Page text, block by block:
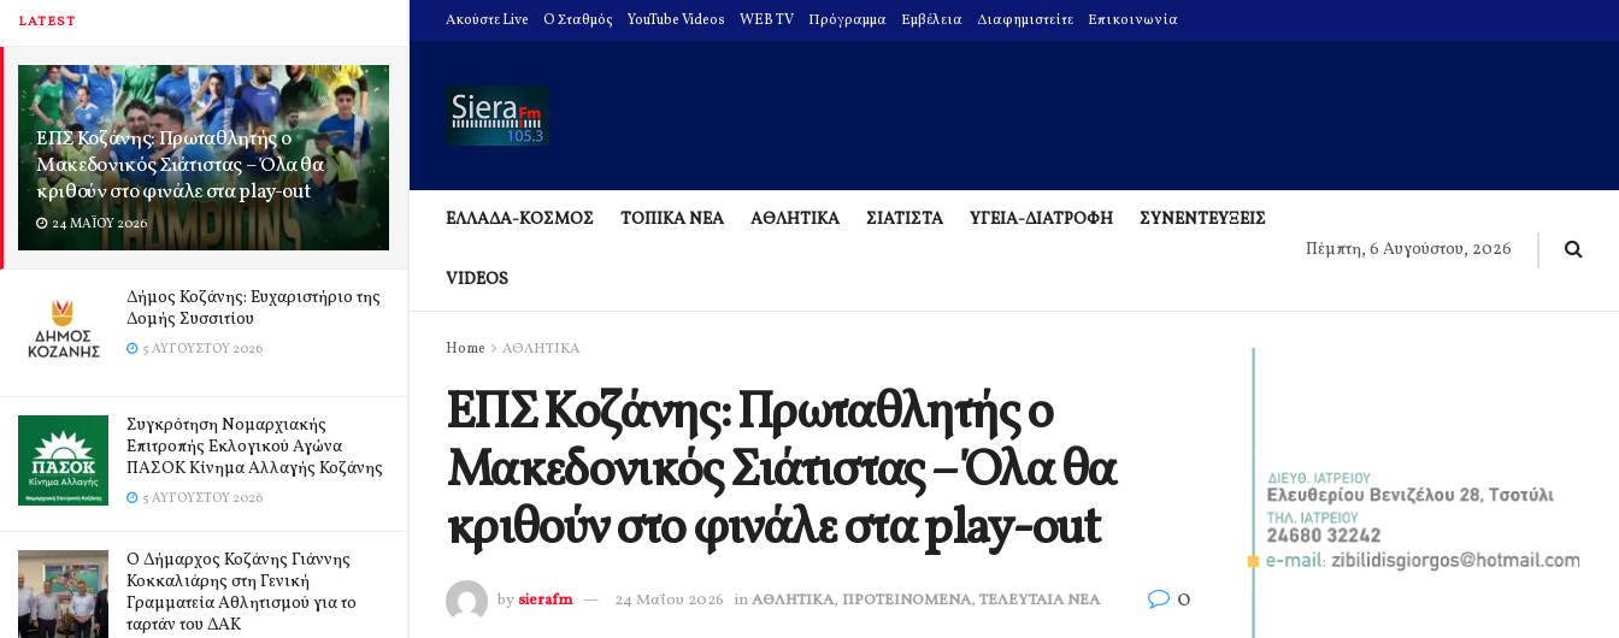
LATEST
ΕΠΣ Κοζάνης: Πρωταθλητής ο
Μακεδονικός Σιάτιστας – Όλα θα
κριθούν στο φινάλε στα play-out
24 ΜΑΪ́ΟΥ 2026
Δήμος Κοζάνης: Ευχαριστήριο της
Δομής Συσσιτίου
5 ΑΥΓΟΎΣΤΟΥ 2026
Συγκρότηση Νομαρχιακής
Επιτροπής Εκλογικού Αγώνα
ΠΑΣΟΚ Κίνημα Αλλαγής Κοζάνης
5 ΑΥΓΟΎΣΤΟΥ 2026
Ο Δήμαρχος Κοζάνης Γιάννης
Κοκκαλιάρης στη Γενική
Γραμματεία Αθλητισμού για το
ταρτάν του ΔΑΚ
Ακούστε Live O Σταθμός YouTube Videos WEB TV Πρόγραμμα Εμβέλεια Διαφημιστείτε Επικοινωνία
ΕΛΛΑΔΑ-ΚΟΣΜΟΣ ΤΟΠΙΚΑ ΝΕΑ ΑΘΛΗΤΙΚΑ ΣΙΑΤΙΣΤΑ ΥΓΕΙΑ-ΔΙΑΤΡΟΦΗ ΣΥΝΕΝΤΕΥΞΕΙΣ
VIDEOS
Πέμπτη, 6 Αυγούστου, 2026
Home ΑΘΛΗΤΙΚΑ
ΕΠΣ Κοζάνης: Πρωταθλητής ο
Μακεδονικός Σιάτιστας – Όλα θα
κριθούν στο φινάλε στα play-out
by sierafm 24 Μαΐου 2026 inΑΘΛΗΤΙΚΑ, ΠΡΟΤΕΙΝΟΜΕΝΑ, ΤΕΛΕΥΤΑΙΑ ΝΕΑ 0